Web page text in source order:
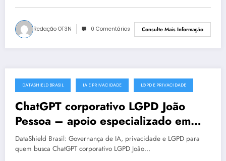
Redação OT3N 0 Comentários Consulte Mais Informação
julho 18, 2025
DATASHIELD BRASIL IA E PRIVACIDADE LGPD E PRIVACIDADE
ChatGPT corporativo LGPD João
Pessoa – apoio especializado em
proteção de dados
DataShield Brasil: Governança de IA, privacidade e LGPD para
quem busca ChatGPT corporativo LGPD João…